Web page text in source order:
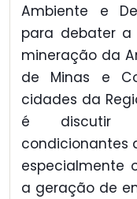
Ambiente e
para debater
mineração da
de Minas e
cidades da
é discutir
condicionantes
especialmente
a geração de